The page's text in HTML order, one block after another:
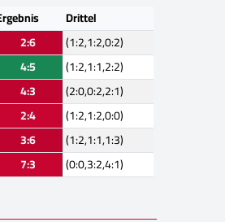
Drittel
2:6
(1:2,1:2,0:2)
4:5
(1:2,1:1,2:2)
4:3
(2:0,0:2,2:1)
2:4
(1:2,1:2,0:0)
3:6
(1:2,1:1,1:3)
7:3 (0:0,3:2,4:1)